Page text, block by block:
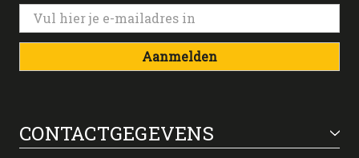
Aanmelden
CONTACTGEGEVENS